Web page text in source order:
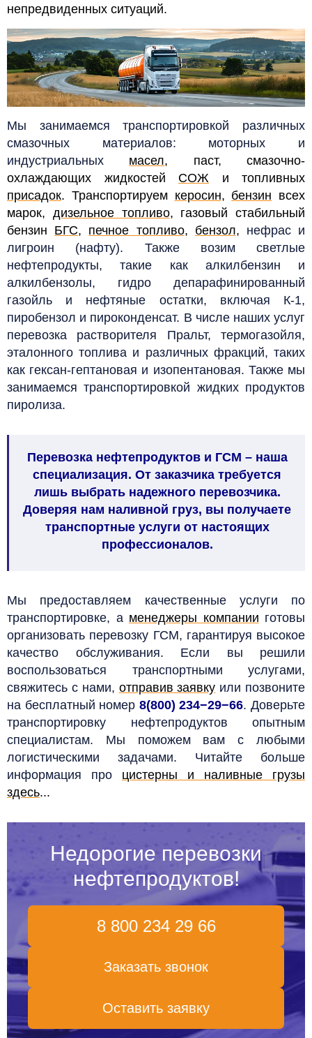
непредвиденных ситуаций.
Мы занимаемся транспортировкой различных
смазочных материалов: моторных и
индустриальных масел, паст, смазочно-
охлаждающих жидкостей СОЖ и топливных
присадок. Транспортируем керосин, бензин всех
марок, дизельное топливо, газовый стабильный
бензин БГС, печное топливо, бензол, нефрас и
лигроин (нафту). Также возим светлые
нефтепродукты, такие как алкилбензин и
алкилбензолы, гидро депарафинированный
газойль и нефтяные остатки, включая К-1,
пиробензол и пироконденсат. В числе наших услуг
перевозка растворителя Пральт, термогазойля,
эталонного топлива и различных фракций, таких
как гексан-гептановая и изопентановая. Также мы
занимаемся транспортировкой жидких продуктов
пиролиза.
Перевозка нефтепродуктов и ГСМ – наша
специализация. От заказчика требуется
лишь выбрать надежного перевозчика.
Доверяя нам наливной груз, вы получаете
транспортные услуги от настоящих
профессионалов.
Мы предоставляем качественные услуги по
транспортировке, а менеджеры компании готовы
организовать перевозку ГСМ, гарантируя высокое
качество обслуживания. Если вы решили
воспользоваться транспортными услугами,
свяжитесь с нами, отправив заявку или позвоните
на бесплатный номер 8(800) 234−29−66. Доверьте
транспортировку нефтепродуктов опытным
специалистам. Мы поможем вам с любыми
логистическими задачами. Читайте больше
информация про цистерны и наливные грузы
здесь...
Недорогие перевозки
нефтепродуктов!
8 800 234 29 66
Заказать звонок
Оставить заявку